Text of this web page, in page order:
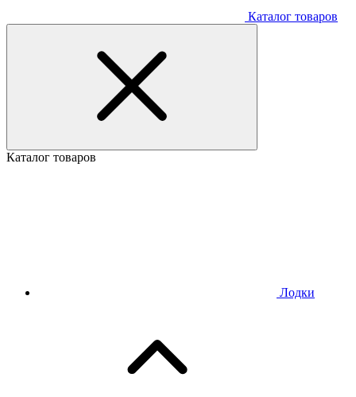
Каталог товаров
Каталог товаров
Лодки